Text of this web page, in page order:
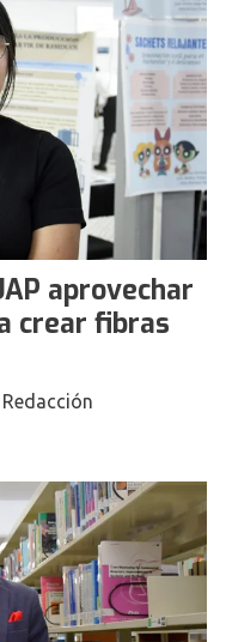
aprovechar
crear fibras
Redacción